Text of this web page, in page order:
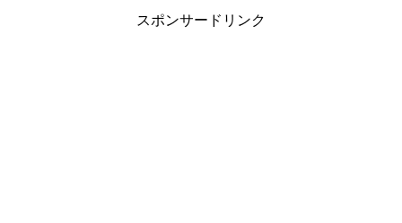
スポンサードリンク